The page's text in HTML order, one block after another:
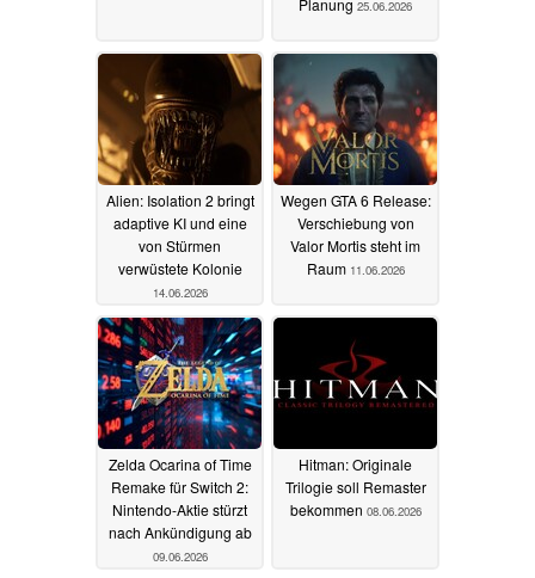
25.06.2026
Alien: Isolation 2 bringt
adaptive KI und eine
von Stürmen
verwüstete Kolonie
14.06.2026
Wegen GTA 6 Release:
Verschiebung von
Valor Mortis steht im
Raum 11.06.2026
Zelda Ocarina of Time
Remake für Switch 2:
Nintendo-Aktie stürzt
nach Ankündigung ab
09.06.2026
Hitman: Originale
Trilogie soll Remaster
bekommen 08.06.2026